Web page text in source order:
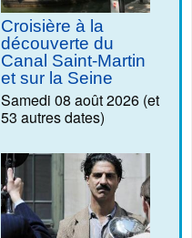
Croisière à la
découverte du
Canal Saint-Martin
et sur la Seine
Samedi 08 août 2026 (et
53 autres dates)